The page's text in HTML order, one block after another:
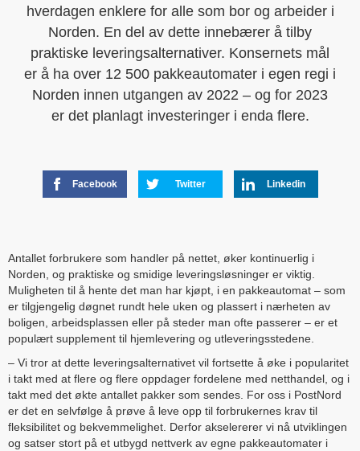
hverdagen enklere for alle som bor og arbeider i
Norden. En del av dette innebærer å tilby
praktiske leveringsalternativer. Konsernets mål
er å ha over 12 500 pakkeautomater i egen regi i
Norden innen utgangen av 2022 – og for 2023
er det planlagt investeringer i enda flere.
Facebook Twitter Linkedin
Antallet forbrukere som handler på nettet, øker kontinuerlig i
Norden, og praktiske og smidige leveringsløsninger er viktig.
Muligheten til å hente det man har kjøpt, i en pakkeautomat – som
er tilgjengelig døgnet rundt hele uken og plassert i nærheten av
boligen, arbeidsplassen eller på steder man ofte passerer – er et
populært supplement til hjemlevering og utleveringsstedene.
– Vi tror at dette leveringsalternativet vil fortsette å øke i popularitet
i takt med at flere og flere oppdager fordelene med netthandel, og i
takt med det økte antallet pakker som sendes. For oss i PostNord
er det en selvfølge å prøve å leve opp til forbrukernes krav til
fleksibilitet og bekvemmelighet. Derfor akselererer vi nå utviklingen
og satser stort på et utbygd nettverk av egne pakkeautomater i